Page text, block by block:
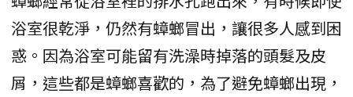
浴室很乾淨，仍然有蟑螂冒出，讓很多人感到困
惑。因為浴室可能留有洗澡時掉落的頭髮及皮
屑，這些都是蟑螂喜歡的，為了避免蟑螂出現，